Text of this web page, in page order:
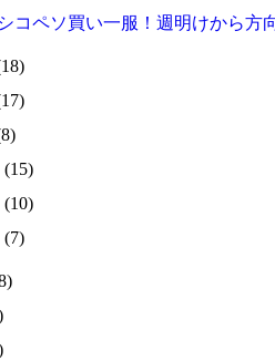
コペソ買い一服！週明けから方
(15)
(10)
(7)